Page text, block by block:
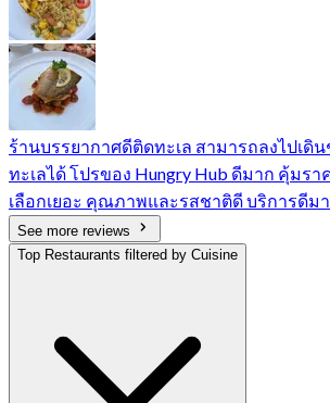
ร้านบรรยากาศดีติดทะเล สามารถลงไปเดิ
ทะเลได้ โปรของ Hungry Hub ดีมาก คุ้มร
เลือกเยอะ คุณภาพและรสชาติดี บริการดีม
See more reviews
Top Restaurants filtered by Cuisine